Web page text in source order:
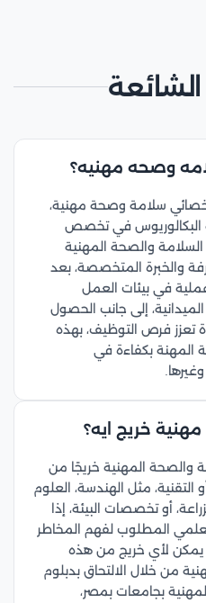
الشائعة
وصحه مهنيه؟
سلامة وصحة مهنية،
البكالوريوس في تخصص
السلامة والصحة المهنية
والخبرة المتخصصة، بعد
في بيئات العمل
إلى جانب الحصول
تعزز فرص التوظيف، بهذه
المهنة بكفاءة في
خريج ايه؟
والصحة المهنية خريجًا من
مثل الهندسة، العلوم
أو تخصصات البيئة، إذا
المطلوب لفهم المخاطر
يمكن لأي خريج من هذه
من خلال الالتحاق بدبلوم
بجامعات بمصر،